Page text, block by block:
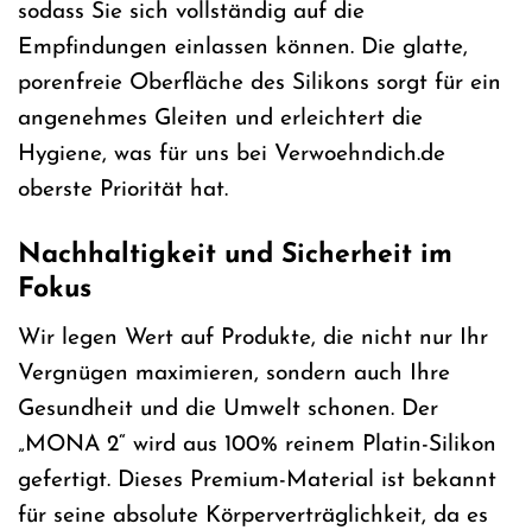
sodass Sie sich vollständig auf die
Empfindungen einlassen können. Die glatte,
porenfreie Oberfläche des Silikons sorgt für ein
angenehmes Gleiten und erleichtert die
Hygiene, was für uns bei Verwoehndich.de
oberste Priorität hat.
Nachhaltigkeit und Sicherheit im
Fokus
Wir legen Wert auf Produkte, die nicht nur Ihr
Vergnügen maximieren, sondern auch Ihre
Gesundheit und die Umwelt schonen. Der
„MONA 2“ wird aus 100% reinem Platin-Silikon
gefertigt. Dieses Premium-Material ist bekannt
für seine absolute Körperverträglichkeit, da es